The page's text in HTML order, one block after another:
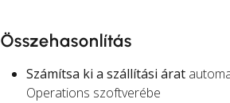
Összehasonlítás
Számítsa ki a szállítási árat
Operations szoftverébe